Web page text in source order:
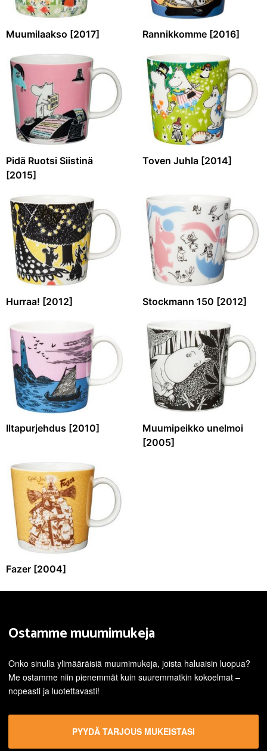
Muumilaakso [2017] Rannikkomme [2016]
Pidä Ruotsi Siistinä
[2015]
Toven Juhla [2014]
Hurraa! [2012] Stockmann 150 [2012]
Iltapurjehdus [2010]
Muumipeikko unelmoi
[2005]
Fazer [2004]
Ostamme muumimukeja
Onko sinulla ylimääräisiä muumimukeja, joista haluaisin luopua?
Me ostamme niin pienemmät kuin suuremmatkin kokoelmat –
nopeasti ja luotettavasti!
PYYDÄ TARJOUS MUKEISTASI